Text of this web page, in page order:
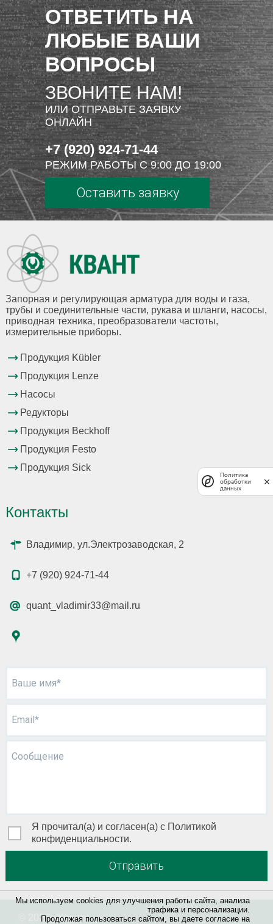
Мы используем cookies для улучшения работы сайта, анализа
трафика и персонализации.
Продолжая пользоваться сайтом, вы даете согласие на
ОТВЕТИТЬ НА
ЛЮБЫЕ ВАШИ
ВОПРОСЫ
ЗВОНИТЕ НАМ!
ИЛИ ОТПРАВЬТЕ ЗАЯВКУ
ОНЛАЙН
+7 (920) 924-71-44
РЕЖИМ РАБОТЫ С 9:00 ДО 19:00
Оставить заявку
Запорная и регулирующая арматура для воды и газа,
трубы и соединительные части, рукава и шланги, насосы,
приводная техника, преобразователи частоты,
измерительные приборы.
Продукция Kübler
Продукция Lenze
Насосы
Редукторы
Продукция Beckhoff
Продукция Festo
Продукция Sick
Контакты
Владимир, ул.Электрозаводская, 2
+7 (920) 924-71-44
quant_vladimir33@mail.ru
Ваше имя*
Email*
Сообщение
Я прочитал(а) и согласен(а) с Политикой
конфиденциальности.
Отправить
© 2026 «Квант »
Политика
обработки
данных